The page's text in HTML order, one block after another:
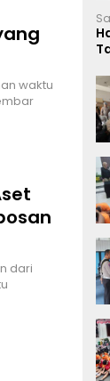
waktu
dari